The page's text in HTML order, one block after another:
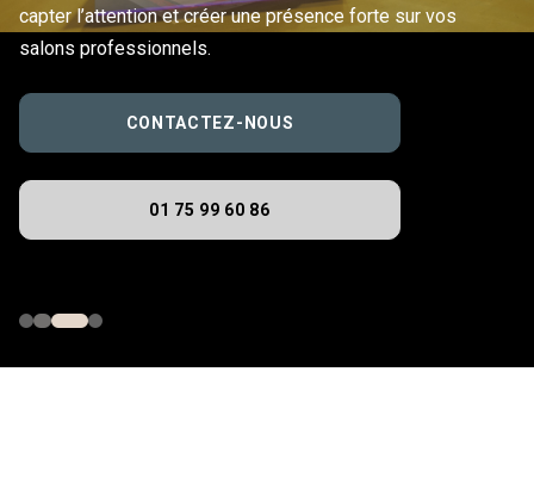
capter l’attention et créer une présence forte sur vos
salons professionnels.
CONTACTEZ-NOUS
01 75 99 60 86